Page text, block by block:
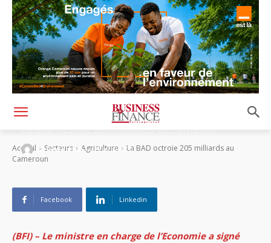
Accueil Secteurs Agriculture
La BAD octroie 205 milliards au
Cameroun
La BAD octroie 205 milliards au Cameroun
By Rédaction - 13 avril 2020
Facebook Linkedin
(BFI) – Le ministre en charge de l’Economie a signé